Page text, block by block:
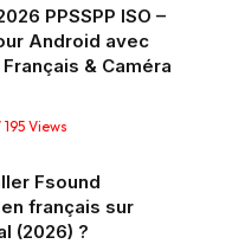
PPSSPP ISO –
Android avec
& Caméra
195 Views
Fsound
français sur
(2026) ?